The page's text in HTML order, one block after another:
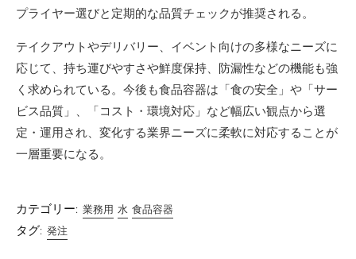
プライヤー選びと定期的な品質チェックが推奨される。
テイクアウトやデリバリー、イベント向けの多様なニーズに
応じて、持ち運びやすさや鮮度保持、防漏性などの機能も強
く求められている。今後も食品容器は「食の安全」や「サー
ビス品質」、「コスト・環境対応」など幅広い観点から選
定・運用され、変化する業界ニーズに柔軟に対応することが
一層重要になる。
カテゴリー: 業務用 水 食品容器
タグ: 発注